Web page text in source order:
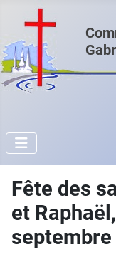
Fête des
et
septembre